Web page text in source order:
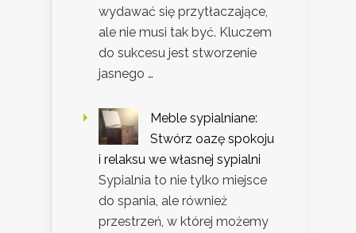
wydawać się przytłaczające,
ale nie musi tak być. Kluczem
do sukcesu jest stworzenie
jasnego …
Meble sypialniane:
Stwórz oazę spokoju
i relaksu we własnej sypialni
Sypialnia to nie tylko miejsce
do spania, ale również
przestrzeń, w której możemy